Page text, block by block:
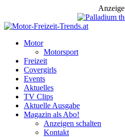
Anzeige
Motor
Motorsport
Freizeit
Covergirls
Events
Aktuelles
TV Clips
Aktuelle Ausgabe
Magazin als Abo!
Anzeigen schalten
Kontakt